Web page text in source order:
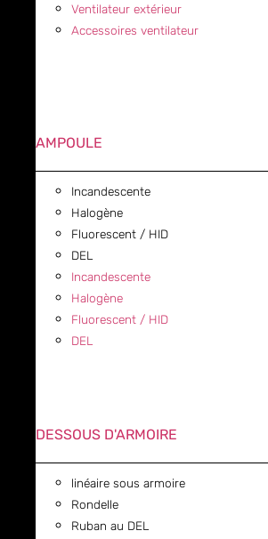
Ventilateur extérieur
Accessoires ventilateur
AMPOULE
Incandescente
Halogène
Fluorescent / HID
DEL
Incandescente
Halogène
Fluorescent / HID
DEL
DESSOUS D'ARMOIRE
linéaire sous armoire
Rondelle
Ruban au DEL